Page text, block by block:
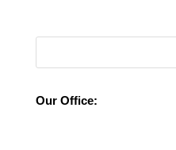
Our Office: